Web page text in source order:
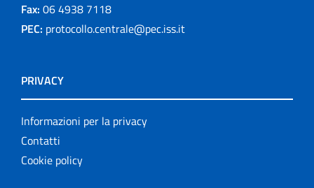
Fax: 06 4938 7118
PEC: protocollo.centrale@pec.iss.it
PRIVACY
Informazioni per la privacy
Contatti
Cookie policy